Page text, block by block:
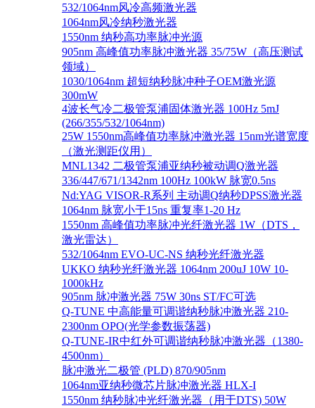
532/1064nm风冷高频激光器
1064nm风冷纳秒激光器
1550nm 纳秒高功率脉冲光源
905nm 高峰值功率脉冲激光器 35/75W（高压测试
领域）
1030/1064nm 超短纳秒脉冲种子OEM激光源
300mW
4波长气冷二极管泵浦固体激光器 100Hz 5mJ
(266/355/532/1064nm)
25W 1550nm高峰值功率脉冲激光器 15nm光谱宽度
（激光测距仪用）
MNL1342 二极管泵浦亚纳秒被动调Q激光器
336/447/671/1342nm 100Hz 100kW 脉宽0.5ns
Nd:YAG VISOR-R系列 主动调Q纳秒DPSS激光器
1064nm 脉宽小于15ns 重复率1-20 Hz
1550nm 高峰值功率脉冲光纤激光器 1W（DTS，
激光雷达）
532/1064nm EVO-UC-NS 纳秒光纤激光器
UKKO 纳秒光纤激光器 1064nm 200uJ 10W 10-
1000kHz
905nm 脉冲激光器 75W 30ns ST/FC可选
Q-TUNE 中高能量可调谐纳秒脉冲激光器 210-
2300nm OPO(光学参数振荡器)
Q-TUNE-IR中红外可调谐纳秒脉冲激光器（1380-
4500nm）
脉冲激光二极管 (PLD) 870/905nm
1064nm亚纳秒微芯片脉冲激光器 HLX-I
1550nm 纳秒脉冲光纤激光器（用于DTS) 50W